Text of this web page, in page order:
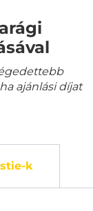
ajánlási díjat
k